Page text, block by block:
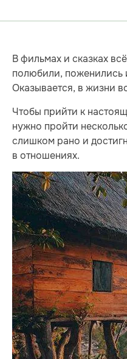
В фильмах и сказках
полюбили, поженились
Оказывается, в жизни
Чтобы прийти к
нужно пройти
слишком рано и
в отношениях.